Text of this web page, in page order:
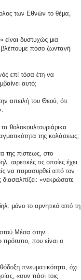
των Εθνών το θέμα,
είναι δυστυχώς μια
βλέπουμε πόσο ζωντανή
επί τόσα έτη να
αυτό;
απειλή του Θεού, ότι
θολοκουλτουριάρικα
της κολάσεως;
της πίστεως, στο
τις οποίες έχει
να παρασυρθεί από τον
«νεκρώσατε
μόνο το αρνητικό από τη
στην
πρότυπο, που είναι ο
πνευματικότητα, όχι
«συν πάσι τοις